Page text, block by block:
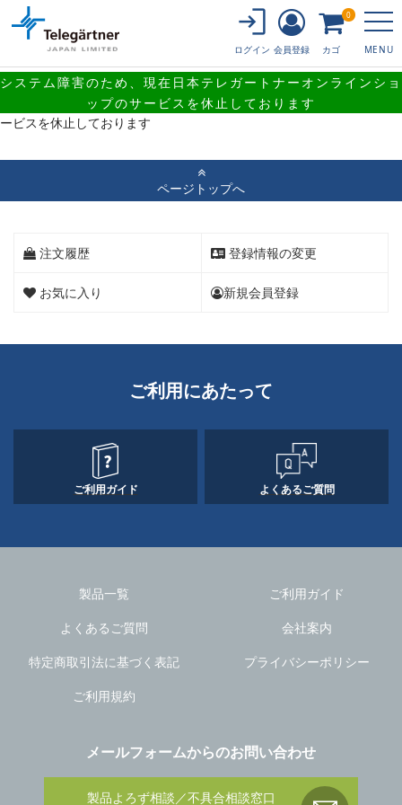
システム障害のため、現在日本テレガートナーオンラインショ
ップのサービスを休止しております
MENU
ログイン 会員登録 カゴ
0
システム障害のため、現在日本テレガートナーオンラインショップのサ
ービスを休止しております
ページトップへ
注文履歴 登録情報の変更
お気に入り 新規会員登録
ご利用にあたって
ご利用ガイド よくあるご質問
製品一覧
ご利用ガイド
よくあるご質問
会社案内
特定商取引法に基づく表記
プライバシーポリシー
ご利用規約
メールフォームからのお問い合わせ
製品よろず相談／不具合相談窓口